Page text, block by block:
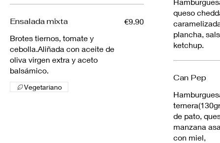
Ensalada mixta
Brotes tiernos, tomate y
cebolla.Aliñada con aceite de
oliva virgen extra y aceto
balsámico.
€9.90
Vegetariano
queso
plancha,
ketchup.
Can Pep
de pato,
manzana
con miel,